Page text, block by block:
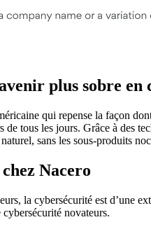
plus sobre en
qui repense la façon
de tous les jours. Grâce à des
sans les sous-produits
Nacero
la cybersécurité est d’une
novateurs.